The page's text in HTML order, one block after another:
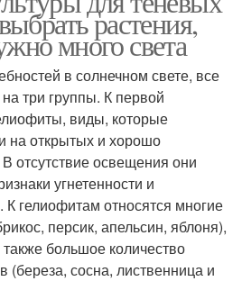
растения,
много света
в солнечном свете, все
три группы. К первой
виды, которые
на открытых и хорошо
отсутствие освещения они
угнетенности и
К гелиофитам относятся многие
персик, апельсин, яблоня),
большое количество
(береза, сосна, лиственница и